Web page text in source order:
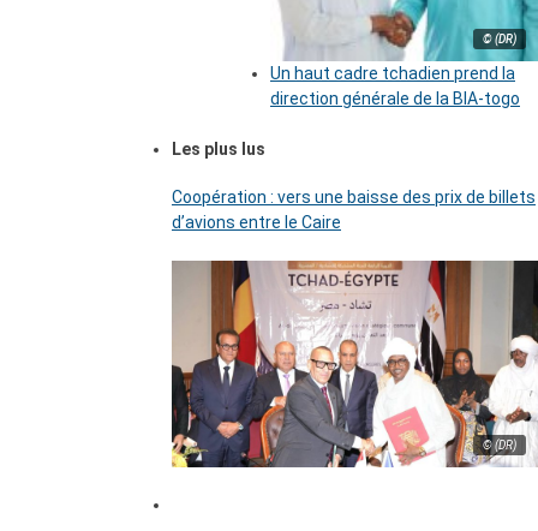
© (DR)
Un haut cadre tchadien prend la
direction générale de la BIA-togo
Les plus lus
Coopération : vers une baisse des prix de billets
d’avions entre le Caire
© (DR)